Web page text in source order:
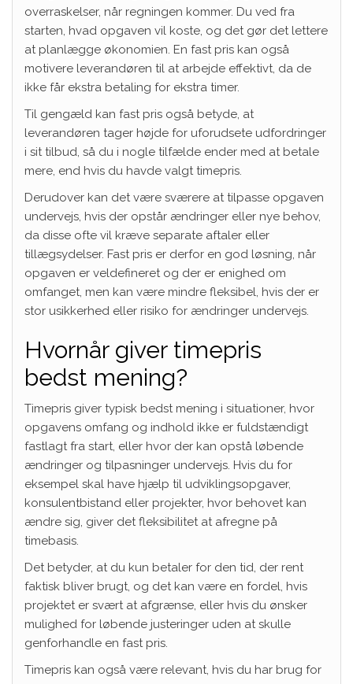
overraskelser, når regningen kommer. Du ved fra
starten, hvad opgaven vil koste, og det gør det lettere
at planlægge økonomien. En fast pris kan også
motivere leverandøren til at arbejde effektivt, da de
ikke får ekstra betaling for ekstra timer.
Til gengæld kan fast pris også betyde, at
leverandøren tager højde for uforudsete udfordringer
i sit tilbud, så du i nogle tilfælde ender med at betale
mere, end hvis du havde valgt timepris.
Derudover kan det være sværere at tilpasse opgaven
undervejs, hvis der opstår ændringer eller nye behov,
da disse ofte vil kræve separate aftaler eller
tillægsydelser. Fast pris er derfor en god løsning, når
opgaven er veldefineret og der er enighed om
omfanget, men kan være mindre fleksibel, hvis der er
stor usikkerhed eller risiko for ændringer undervejs.
Hvornår giver timepris
bedst mening?
Timepris giver typisk bedst mening i situationer, hvor
opgavens omfang og indhold ikke er fuldstændigt
fastlagt fra start, eller hvor der kan opstå løbende
ændringer og tilpasninger undervejs. Hvis du for
eksempel skal have hjælp til udviklingsopgaver,
konsulentbistand eller projekter, hvor behovet kan
ændre sig, giver det fleksibilitet at afregne på
timebasis.
Det betyder, at du kun betaler for den tid, der rent
faktisk bliver brugt, og det kan være en fordel, hvis
projektet er svært at afgrænse, eller hvis du ønsker
mulighed for løbende justeringer uden at skulle
genforhandle en fast pris.
Timepris kan også være relevant, hvis du har brug for